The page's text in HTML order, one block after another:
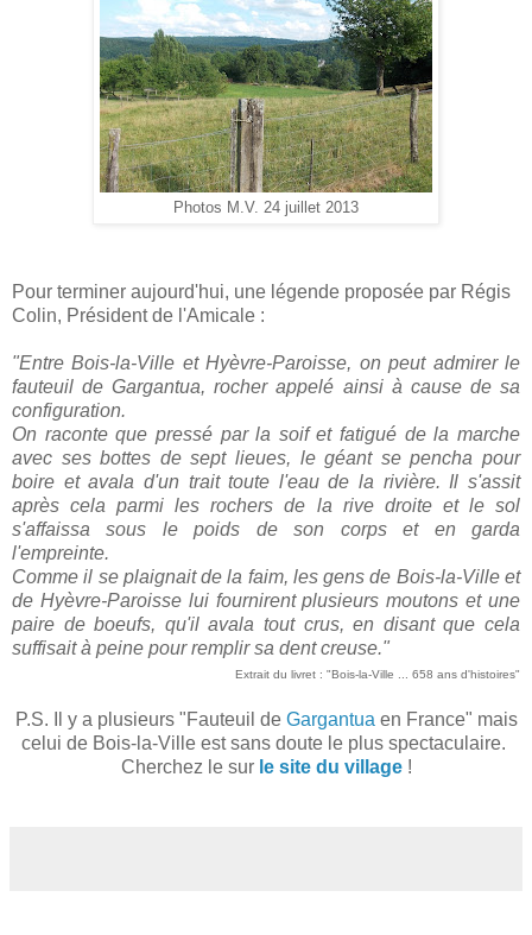
Photos M.V. 24 juillet 2013
Pour terminer aujourd'hui, une légende proposée par Régis
Colin, Président de l'Amicale :
"Entre Bois-la-Ville et Hyèvre-Paroisse, on peut admirer le
fauteuil de Gargantua, rocher appelé ainsi à cause de sa
configuration.
On raconte que pressé par la soif et fatigué de la marche
avec ses bottes de sept lieues, le géant se pencha pour
boire et avala d'un trait toute l'eau de la rivière. Il s'assit
après cela parmi les rochers de la rive droite et le sol
s'affaissa sous le poids de son corps et en garda
l'empreinte.
Comme il se plaignait de la faim, les gens de Bois-la-Ville et
de Hyèvre-Paroisse lui fournirent plusieurs moutons et une
paire de boeufs, qu'il avala tout crus, en disant que cela
suffisait à peine pour remplir sa dent creuse."
Extrait du livret : "Bois-la-Ville ... 658 ans d'histoires"
P.S. Il y a plusieurs "Fauteuil de Gargantuaen France" mais
celui de Bois-la-Ville est sans doute le plus spectaculaire.
Cherchez le sur le site du village!